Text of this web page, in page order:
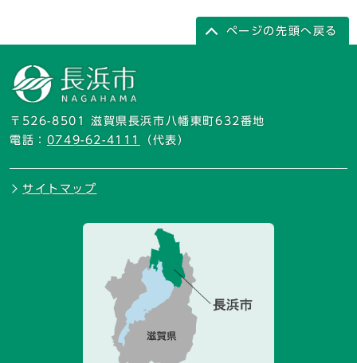
ページの先頭へ戻る
〒526-8501 滋賀県長浜市八幡東町632番地
電話： 0749-62-4111 （代表）
サイトマップ